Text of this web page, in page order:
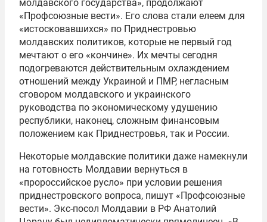
молдавского государства», продолжают
«Профсоюзные вести». Его слова стали елеем для
«истосковавшихся» по Приднестровью
молдавских политиков, которые не первый год
мечтают о его «кончине». Их мечты сегодня
подогреваются действительным охлаждением
отношений между Украиной и ПМР, негласным
сговором молдавского и украинского
руководства по экономическому удушению
республики, наконец, сложным финансовым
положением как Приднестровья, так и России.
Некоторые молдавские политики даже намекнули
на готовность Молдавии вернуться в
«пророссийское русло» при условии решения
приднестровского вопроса, пишут «Профсоюзные
вести». Экс-посол Молдавии в РФ Анатолий